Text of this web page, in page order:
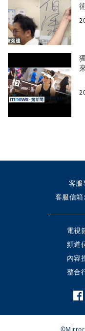
客服
客服信箱:
電視
頻道
內容
整合